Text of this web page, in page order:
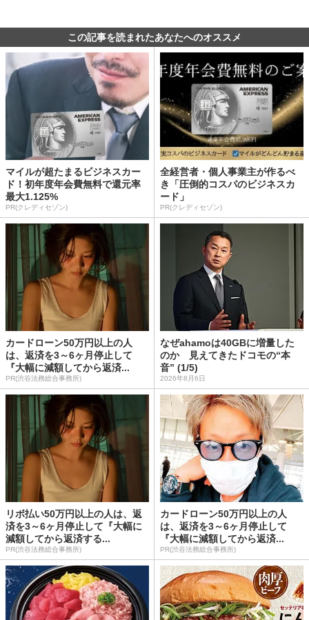
この記事を読まれたあなたへのオススメ
マイルが超たまるビジネスカー
ド！初年度年会費無料で還元率
最大1.125%
PR(クレディセゾン)
全経営者・個人事業主が作るべ
き「圧倒的コスパのビジネスカ
ード」
PR(クレディセゾン)
カードローン50万円以上の人
は、返済を3～6ヶ月停止して
『大幅に減額してから返済...
PR(渋谷法務総合事務所)
なぜahamoは40GBに増量した
のか 見えてきたドコモの“本
音” (1/5)
2026年8月6日
リボ払い50万円以上の人は、返
済を3～6ヶ月停止して『大幅に
減額してから返済する...
PR(渋谷法務総合事務所)
カードローン50万円以上の人
は、返済を3～6ヶ月停止して
『大幅に減額してから返済...
PR(渋谷法務総合事務所)